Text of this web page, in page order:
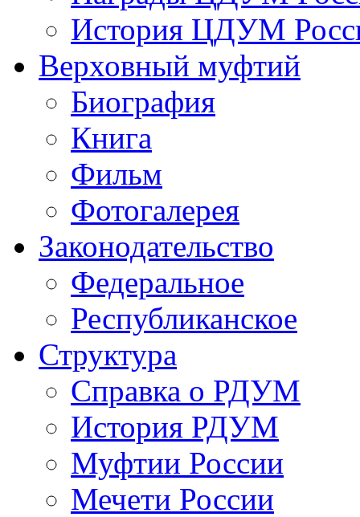
История ЦДУМ
Верховный муфтий
Биография
Книга
Фильм
Фотогалерея
Законодательство
Федеральное
Республиканское
Структура
Справка о РДУМ
История РДУМ
Муфтии России
Мечети России